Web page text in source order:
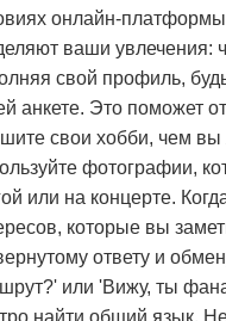
онлайн-
ваши увлечения:
свой профиль,
анкете. Это поможет
свои хобби, чем вы
фотографии,
или на концерте.
которые вы
ответу и
или 'Вижу, ты
найти общий язык.